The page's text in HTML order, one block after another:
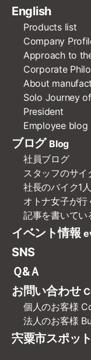
English
Products list
Company
Approach to
Corporate
About
Solo Journey
President
Employee blog
ブログ Blog
社員ブログ
スタッフのサ
社長のバイク1
オトナ女子が行
記事を書いてい
イベント情報
SNS
Ｑ&Ａ
お問い合わせ
個人のお客様
法人のお客様
宍粟市スポッ